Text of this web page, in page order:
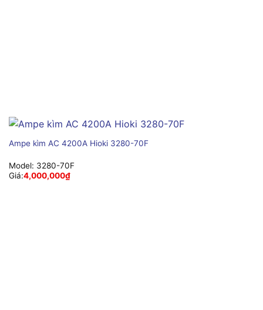
Ampe kìm AC 4200A Hioki 3280-70F
Model: 3280-70F
Giá:4,000,000₫